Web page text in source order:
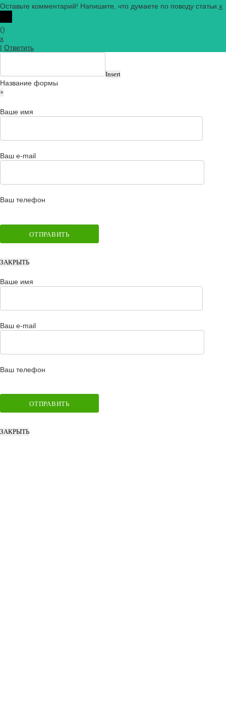
Оставьте комментарий! Напишите, что думаете по поводу статьи.x
()
x
| Ответить
Insert
Название формы
×
Ваше имя
Ваш e-mail
Ваш телефон
ЗАКРЫТЬ
Ваше имя
Ваш e-mail
Ваш телефон
ЗАКРЫТЬ